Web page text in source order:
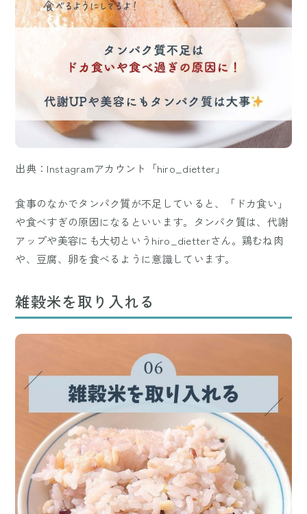
出典：Instagramアカウント「hiro_dietter」
食事のなかでタンパク質が不足していると、「ドカ食い」
や食べすぎの原因になるといいます。タンパク質は、代謝
アップや美容にも大切というhiro_dietterさん。鶏むね肉
や、豆腐、卵を食べるように意識しています。
雑穀米を取り入れる